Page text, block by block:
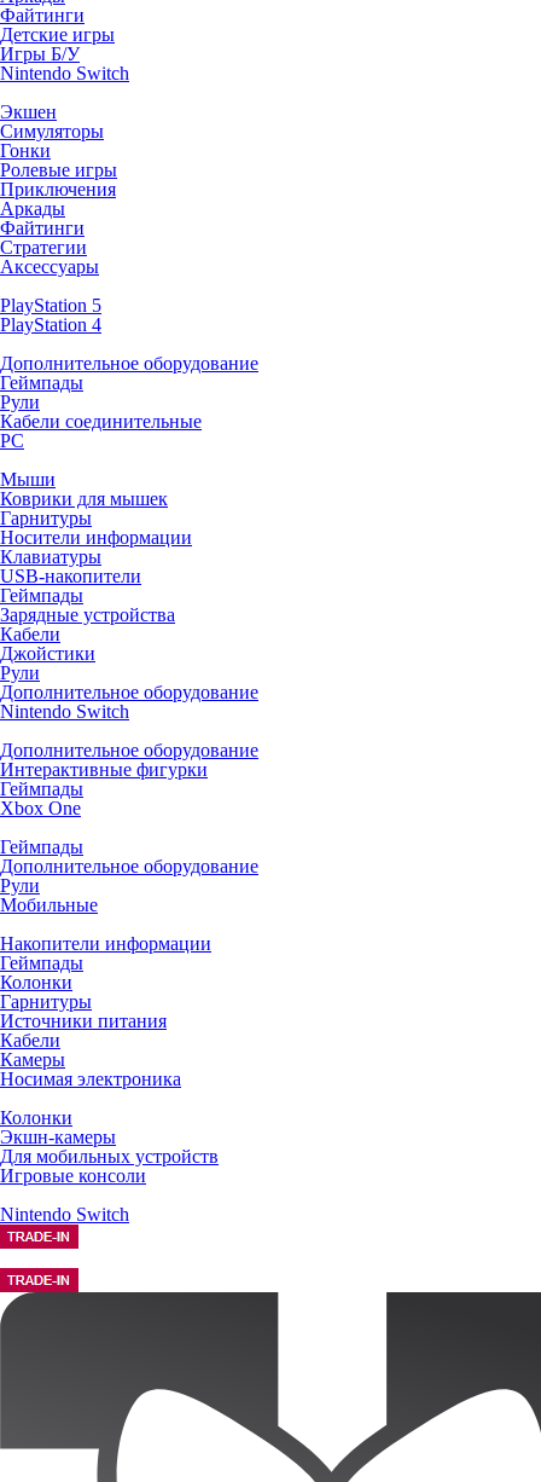
Файтинги
Детские игры
Игры Б/У
Nintendo Switch
Экшен
Симуляторы
Гонки
Ролевые игры
Приключения
Аркады
Файтинги
Стратегии
Аксессуары
PlayStation 5
PlayStation 4
Дополнительное оборудование
Геймпады
Рули
Кабели соединительные
PC
Мыши
Коврики для мышек
Гарнитуры
Носители информации
Клавиатуры
USB-накопители
Геймпады
Зарядные устройства
Кабели
Джойстики
Рули
Дополнительное оборудование
Nintendo Switch
Дополнительное оборудование
Интерактивные фигурки
Геймпады
Xbox One
Геймпады
Дополнительное оборудование
Рули
Мобильные
Накопители информации
Геймпады
Колонки
Гарнитуры
Источники питания
Кабели
Камеры
Носимая электроника
Колонки
Экшн-камеры
Для мобильных устройств
Игровые консоли
Nintendo Switch